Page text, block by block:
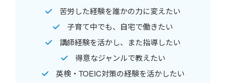
苦労した経験を誰かの力に変えたい
子育て中でも、自宅で働きたい
講師経験を活かし、また指導したい
得意なジャンルで教えたい
英検・TOEIC対策の経験を活かしたい